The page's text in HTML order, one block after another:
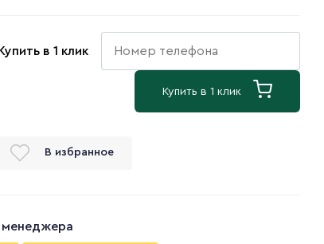
в 1 клик
Купить в 1 клик
В избранное
менеджера